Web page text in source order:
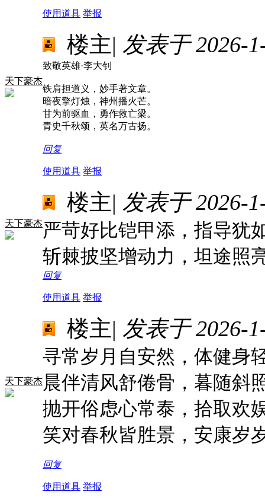
使用道具 举报
天下豪杰
楼主| 发表于 2026-
致敬英雄·李大钊
铁肩担道义，妙手著文章。
暗夜擎灯烛，神州播火芒。
甘为前驱血，勇作救亡梁。
青史千秋颂，英名万古扬。
回复
使用道具 举报
天下豪杰
楼主| 发表于 2026-
严苛好比铠甲添，指导犹
斩棘披坚增动力，坦途照
回复
使用道具 举报
天下豪杰
楼主| 发表于 2026-
寻常岁月自安然，体健身
晨伴清风舒倦骨，暮随斜
抛开俗虑心常泰，拾取欢
笑对春秋皆胜景，安康岁
回复
使用道具 举报